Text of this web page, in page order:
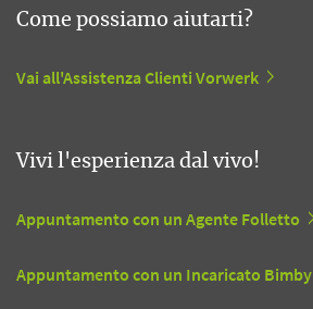
Come possiamo aiutarti?
Vai all'Assistenza Clienti Vorwerk
Vivi l'esperienza dal vivo!
Appuntamento con un Agente Folletto
Appuntamento con un Incaricato Bimby